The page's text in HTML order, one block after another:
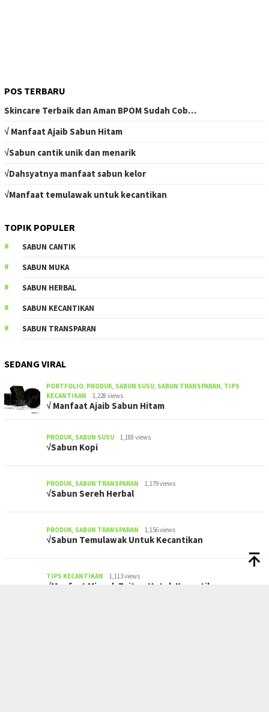
POS TERBARU
Skincare Terbaik dan Aman BPOM Sudah Cob…
√ Manfaat Ajaib Sabun Hitam
√Sabun cantik unik dan menarik
√Dahsyatnya manfaat sabun kelor
√Manfaat temulawak untuk kecantikan
TOPIK POPULER
SABUN CANTIK
SABUN MUKA
SABUN HERBAL
SABUN KECANTIKAN
SABUN TRANSPARAN
SEDANG VIRAL
PORTFOLIO, PRODUK, SABUN SUSU, SABUN TRANSPARAN, TIPS
KECANTIKAN
1,228 views
√ Manfaat Ajaib Sabun Hitam
PRODUK, SABUN SUSU 1,188 views
√Sabun Kopi
PRODUK, SABUN TRANSPARAN 1,179 views
√Sabun Sereh Herbal
PRODUK, SABUN TRANSPARAN 1,156 views
√Sabun Temulawak Untuk Kecantikan
TIPS KECANTIKAN 1,113 views
√Manfaat Minyak Zaitun Untuk Kecantikan